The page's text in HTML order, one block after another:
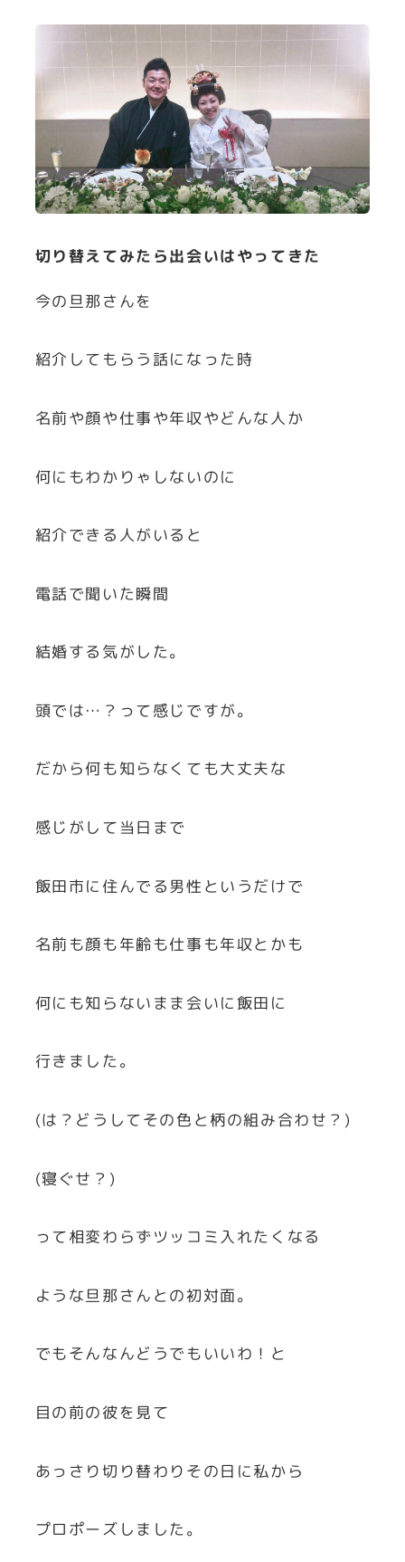
切り替えてみたら出会いはやってきた
今の旦那さんを
紹介してもらう話になった時
名前や顔や仕事や年収やどんな人か
何にもわかりゃしないのに
紹介できる人がいると
電話で聞いた瞬間
結婚する気がした。
頭では…？って感じですが。
だから何も知らなくても大丈夫な
感じがして当日まで
飯田市に住んでる男性というだけで
名前も顔も年齢も仕事も年収とかも
何にも知らないまま会いに飯田に
行きました。
(は？どうしてその色と柄の組み合わせ？)
(寝ぐせ？)
って相変わらずツッコミ入れたくなる
ような旦那さんとの初対面。
でもそんなんどうでもいいわ！と
目の前の彼を見て
あっさり切り替わりその日に私から
プロポーズしました。